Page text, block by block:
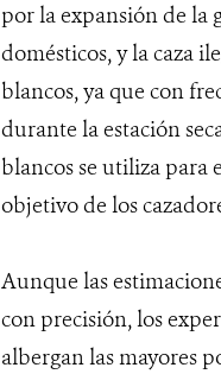
por la expansión de la
domésticos, y la caza
blancos, ya que con
durante la estación
blancos se utiliza para
objetivo de los
Aunque las
con precisión, los
albergan las mayores